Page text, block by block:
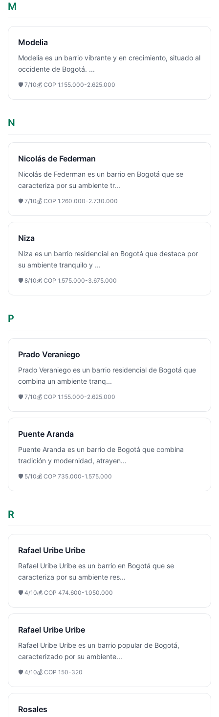
M
Modelia
Modelia es un barrio vibrante y en crecimiento, situado al
occidente de Bogotá. ...
🛡️ 7/10💰 COP 1.155.000-2.625.000
N
Nicolás de Federman
Nicolás de Federman es un barrio en Bogotá que se
caracteriza por su ambiente tr...
🛡️ 7/10💰 COP 1.260.000-2.730.000
Niza
Niza es un barrio residencial en Bogotá que destaca por
su ambiente tranquilo y ...
🛡️ 8/10💰 COP 1.575.000-3.675.000
P
Prado Veraniego
Prado Veraniego es un barrio residencial de Bogotá que
combina un ambiente tranq...
🛡️ 7/10💰 COP 1.155.000-2.625.000
Puente Aranda
Puente Aranda es un barrio de Bogotá que combina
tradición y modernidad, atrayen...
🛡️ 5/10💰 COP 735.000-1.575.000
R
Rafael Uribe Uribe
Rafael Uribe Uribe es un barrio en Bogotá que se
caracteriza por su ambiente res...
🛡️ 4/10💰 COP 474.600-1.050.000
Rafael Uribe Uribe
Rafael Uribe Uribe es un barrio popular de Bogotá,
caracterizado por su ambiente...
🛡️ 4/10💰 COP 150-320
Rosales